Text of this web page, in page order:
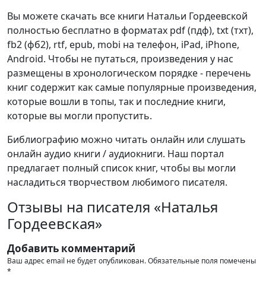
Вы можете скачать все книги Натальи Гордеевской
полностью бесплатно в форматах pdf (пдф), txt (тхт),
fb2 (фб2), rtf, epub, mobi на телефон, iPad, iPhone,
Android. Чтобы не путаться, произведения у нас
размещены в хронологическом порядке - перечень
книг содержит как самые популярные произведения,
которые вошли в топы, так и последние книги,
которые вы могли пропустить.
Библиографию можно читать онлайн или слушать
онлайн аудио книги / аудиокниги. Наш портал
предлагает полный список книг, чтобы вы могли
насладиться творчеством любимого писателя.
Отзывы на писателя «Наталья
Гордеевская»
Добавить комментарий
Ваш адрес email не будет опубликован.Обязательные поля помечены
*